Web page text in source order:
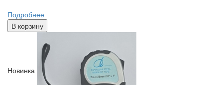
Подробнее
В корзину
Новинка